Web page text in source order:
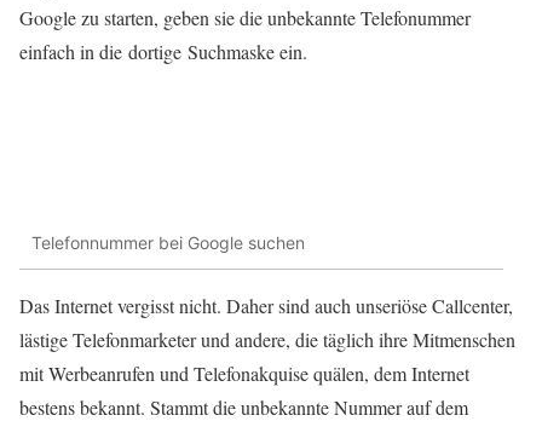
Google zu starten, geben sie die unbekannte Telefonummer
einfach in die dortige Suchmaske ein.
Telefonnummer bei Google suchen
Das Internet vergisst nicht. Daher sind auch unseriöse Callcenter,
lästige Telefonmarketer und andere, die täglich ihre Mitmenschen
mit Werbeanrufen und Telefonakquise quälen, dem Internet
bestens bekannt. Stammt die unbekannte Nummer auf dem